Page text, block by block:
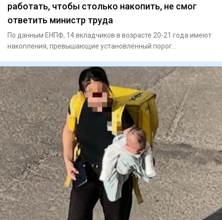
работать, чтобы столько накопить, не смог
ответить министр труда
По данным ЕНПФ, 14 вкладчиков в возрасте 20-21 года имеют
накопления, превышающие установленный порог